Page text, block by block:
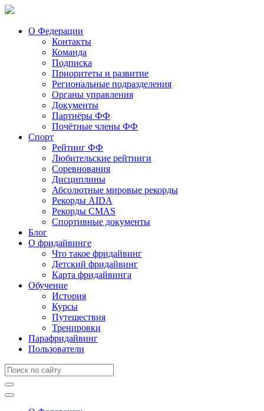
О Федерации
Контакты
Команда
Подписка
Приоритеты и развитие
Региональные подразделения
Органы управления
Документы
Партнёры ФФ
Почётные члены ФФ
Спорт
Рейтинг ФФ
Любительские рейтинги
Соревнования
Дисциплины
Абсолютные мировые рекорды
Рекорды AIDA
Рекорды CMAS
Спортивные документы
Блог
О фридайвинге
Что такое фридайвинг
Детский фридайвинг
Карта фридайвинга
Обучение
История
Курсы
Путешествия
Тренировки
Парафридайвинг
Пользователи